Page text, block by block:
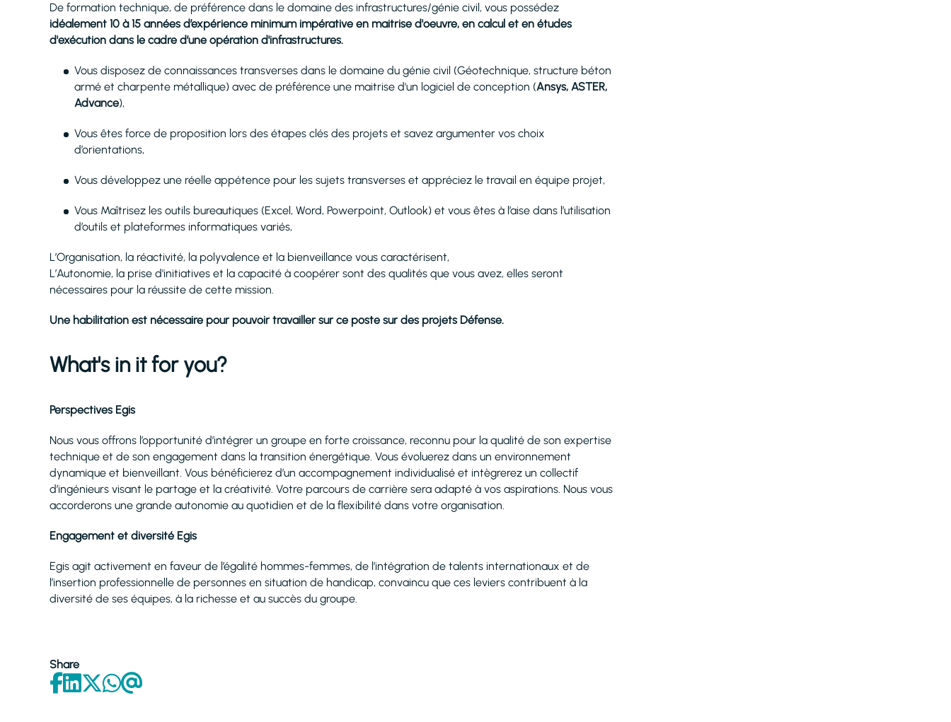
De formation technique, de préférence dans le domaine des infrastructures/génie civil, vous possédez
idéalement 10 à 15 années d’expérience minimum impérative en maitrise d'oeuvre, en calcul et en études
d'exécution dans le cadre d’une opération d'infrastructures.
Vous disposez de connaissances transverses dans le domaine du génie civil (Géotechnique, structure béton
armé et charpente métallique) avec de préférence une maitrise d'un logiciel de conception (Ansys, ASTER,
Advance),
Vous êtes force de proposition lors des étapes clés des projets et savez argumenter vos choix
d’orientations,
Vous développez une réelle appétence pour les sujets transverses et appréciez le travail en équipe projet,
Vous Maîtrisez les outils bureautiques (Excel, Word, Powerpoint, Outlook) et vous êtes à l’aise dans l’utilisation
d’outils et plateformes informatiques variés,
L’Organisation, la réactivité, la polyvalence et la bienveillance vous caractérisent,
L’Autonomie, la prise d'initiatives et la capacité à coopérer sont des qualités que vous avez, elles seront
nécessaires pour la réussite de cette mission.
Une habilitation est nécessaire pour pouvoir travailler sur ce poste sur des projets Défense.
What's in it for you?
Perspectives Egis
Nous vous offrons l’opportunité d’intégrer un groupe en forte croissance, reconnu pour la qualité de son expertise
technique et de son engagement dans la transition énergétique. Vous évoluerez dans un environnement
dynamique et bienveillant. Vous bénéficierez d’un accompagnement individualisé et intègrerez un collectif
d’ingénieurs visant le partage et la créativité. Votre parcours de carrière sera adapté à vos aspirations. Nous vous
accorderons une grande autonomie au quotidien et de la flexibilité dans votre organisation.
Engagement et diversité Egis
Egis agit activement en faveur de l’égalité hommes-femmes, de l’intégration de talents internationaux et de
l’insertion professionnelle de personnes en situation de handicap, convaincu que ces leviers contribuent à la
diversité de ses équipes, à la richesse et au succès du groupe.
Share